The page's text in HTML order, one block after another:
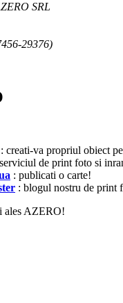
SRL
29376)
: creati-va propriul obiect
de print foto si
: publicati o carte!
: blogul nostru de print
ales AZERO!